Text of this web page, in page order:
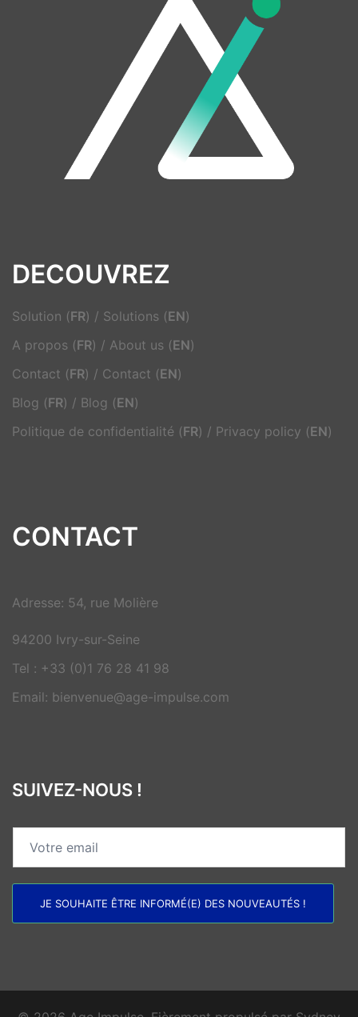
DECOUVREZ
Solution (FR) / Solutions (EN)
A propos (FR) / About us (EN)
Contact (FR) / Contact (EN)
Blog (FR) / Blog (EN)
Politique de confidentialité (FR) / Privacy policy (EN)
CONTACT
Adresse: 54, rue Molière
94200 Ivry-sur-Seine
Tel : +33 (0)1 76 28 41 98
Email: bienvenue@age-impulse.com
SUIVEZ-NOUS !
JE SOUHAITE ÊTRE INFORMÉ(E) DES NOUVEAUTÉS !